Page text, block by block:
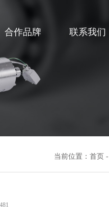
合作品牌 联系我们
当前位置： 首页 -